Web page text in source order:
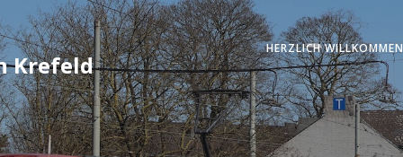
Krefeld
HERZLICH